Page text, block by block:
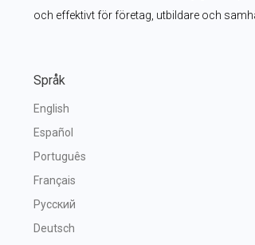
och effektivt för företag, utbildare och
Språk
English
Español
Português
Français
Русский
Deutsch